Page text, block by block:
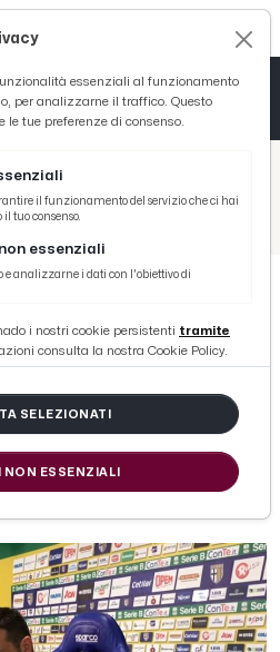
/ Serie B
di D'Aversa e Barillà post gara
le voci di D'Aversa
essenziali al funzionamento
per analizzarne il traffico. Questo
le tue preferenze di consenso.
il funzionamento del servizio che ci hai
tuo consenso.
essenziali
analizzarne i dati con l'obiettivo di
i nostri cookie persistenti tramite
consulta la nostra Cookie Policy.
SELEZIONATI
NON ESSENZIALI